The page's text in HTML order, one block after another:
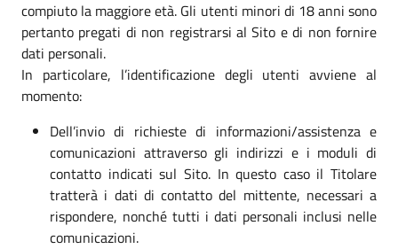
compiuto la maggiore età. Gli utenti minori di 18 anni sono
pertanto pregati di non registrarsi al Sito e di non fornire
dati personali.
In particolare, l’identificazione degli utenti avviene al
momento:
Dell’invio di richieste di informazioni/assistenza e
comunicazioni attraverso gli indirizzi e i moduli di
contatto indicati sul Sito. In questo caso il Titolare
tratterà i dati di contatto del mittente, necessari a
rispondere, nonché tutti i dati personali inclusi nelle
comunicazioni.